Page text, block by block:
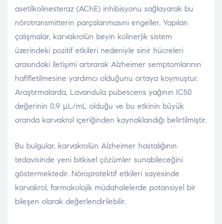
asetilkolinesteraz (AChE) inhibisyonu sağlayarak bu
nörotransmitterin parçalanmasını engeller. Yapılan
çalışmalar, karvakrolün beyin kolinerjik sistem
üzerindeki pozitif etkileri nedeniyle sinir hücreleri
arasındaki iletişimi artırarak Alzheimer semptomlarının
hafifletilmesine yardımcı olduğunu ortaya koymuştur​.
Araştırmalarda, Lavandula pubescens yağının IC50
değerinin 0.9 μL/mL olduğu ve bu etkinin büyük
oranda karvakrol içeriğinden kaynaklandığı belirtilmiştir​.
Bu bulgular, karvakrolün Alzheimer hastalığının
tedavisinde yeni bitkisel çözümler sunabileceğini
göstermektedir. Nöroprotektif etkileri sayesinde
karvakrol, farmakolojik müdahalelerde potansiyel bir
bileşen olarak değerlendirilebilir.